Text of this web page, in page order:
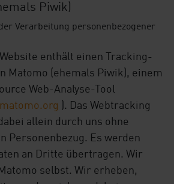
Piwik)
Verarbeitung personenbezogener
enthält einen Tracking-
Matomo (ehemals Piwik), einem
Web-Analyse-Tool
). Das Webtracking
allein durch uns ohne
Personenbezug. Es werden
an Dritte übertragen. Wir
selbst. Wir erheben,